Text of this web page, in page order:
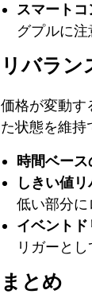
スマートコ
グプルに注
リバラン
価格が変動す
た状態を維持
時間ベー
しきい値
低い部分に
イベント
リガーとし
まとめ